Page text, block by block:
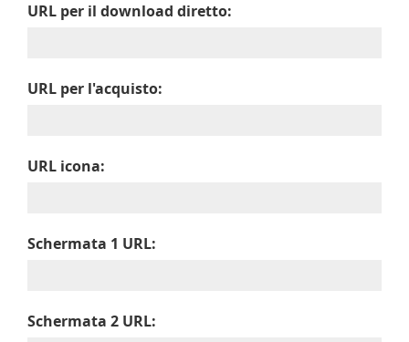
URL per il download diretto:
URL per l'acquisto:
URL icona:
Schermata 1 URL:
Schermata 2 URL: